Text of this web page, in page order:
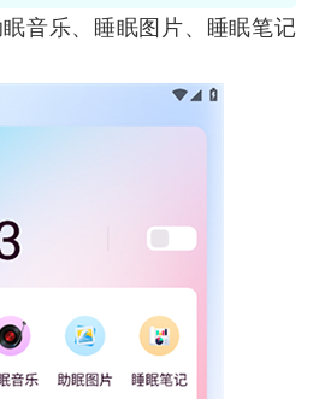
音乐、睡眠图片、睡眠笔记